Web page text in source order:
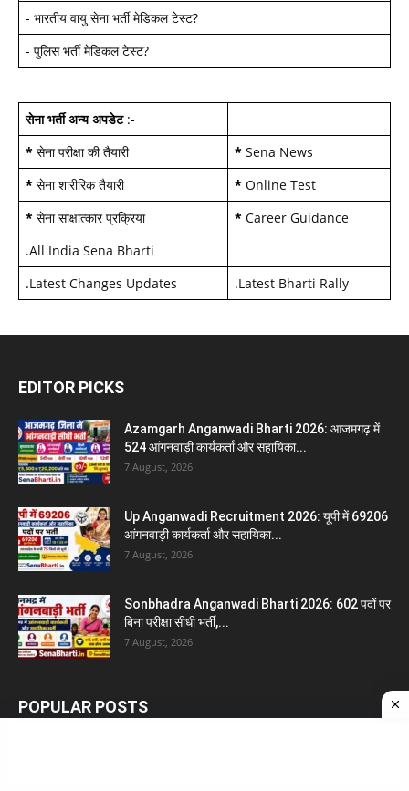
- भारतीय वायु सेना भर्ती मेडिकल टेस्ट?
- पुलिस भर्ती मेडिकल टेस्ट?
सेना भर्ती अन्य अपडेट:-
* सेना परीक्षा की तैयारी * Sena News
* सेना शारीरिक तैयारी * Online Test
* सेना साक्षात्कार प्रक्रिया * Career Guidance
.All India Sena Bharti
.Latest Changes Updates .Latest Bharti Rally
EDITOR PICKS
Azamgarh Anganwadi Bharti 2026: आजमगढ़ में
524 आंगनवाड़ी कार्यकर्ता और सहायिका...
7 August, 2026
Up Anganwadi Recruitment 2026: यूपी में 69206
आंगनवाड़ी कार्यकर्ता और सहायिका...
7 August, 2026
Sonbhadra Anganwadi Bharti 2026: 602 पदों पर
बिना परीक्षा सीधी भर्ती,...
7 August, 2026
POPULAR POSTS